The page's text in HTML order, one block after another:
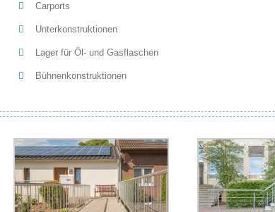
Carports
Unterkonstruktionen
Lager für Öl- und Gasflaschen
Bühnenkonstruktionen